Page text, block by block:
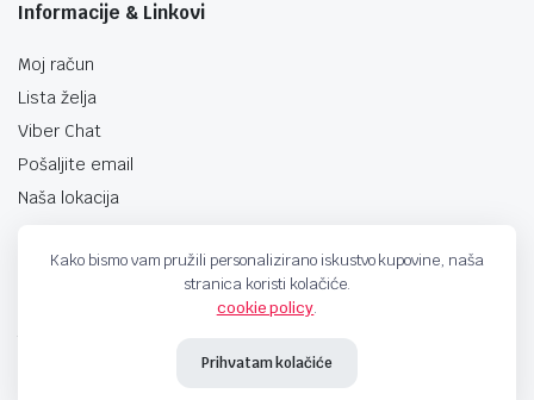
Informacije & Linkovi
Moj račun
Lista želja
Viber Chat
Pošaljite email
Naša lokacija
Kako bismo vam pružili personalizirano iskustvo kupovine, naša
stranica koristi kolačiće.
cookie policy.
Prihvatam kolačiće